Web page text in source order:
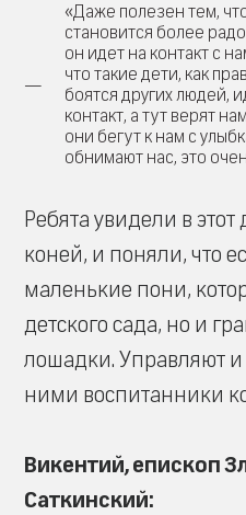
«Даже полезен тем,
становится более
он идет на контакт с
что такие дети, как
боятся других людей,
контакт, а тут верят
они бегут к нам с
обнимают нас, это
Ребята увидели в
коней, и поняли, что
маленькие пони,
детского сада, но и
лошадки. Управляют
ними воспитанники
Викентий, епископ
Саткинский: